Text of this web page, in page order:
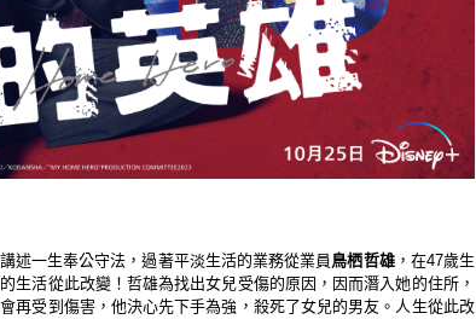
述一生奉公守法，過著平淡生活的業務從業員鳥栖哲雄，在47歲生
生活從此改變！哲雄為找出女兒受傷的原因， 因而潛入她的住所，
再受到傷害，他決心先下手為強， 殺死了女兒的男友。人生從此改